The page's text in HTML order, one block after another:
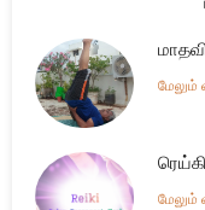
மேலும்
மேலும்